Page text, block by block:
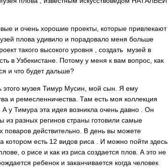
и очень хорошие проекты, которые привлекают
плова удивило и порадовало меня больше
такого высокого уровня , создать музей в
в Узбекистане. Потому у меня к вам вопрос, как
и что будет дальше?
этого музея Тимур Мусин, мой сын. Я ему
и ремесленничества. Там есть моя коллекция
у Тимура эта идея возникла очень давно . Он
из разных регинов страны готовили самые
действительно. В день вы можете
котором есть 12 видов риса . И можно пойти здесь
о рисе и как из риса создается плов. А это не
ребенок и заканчивается когда человек